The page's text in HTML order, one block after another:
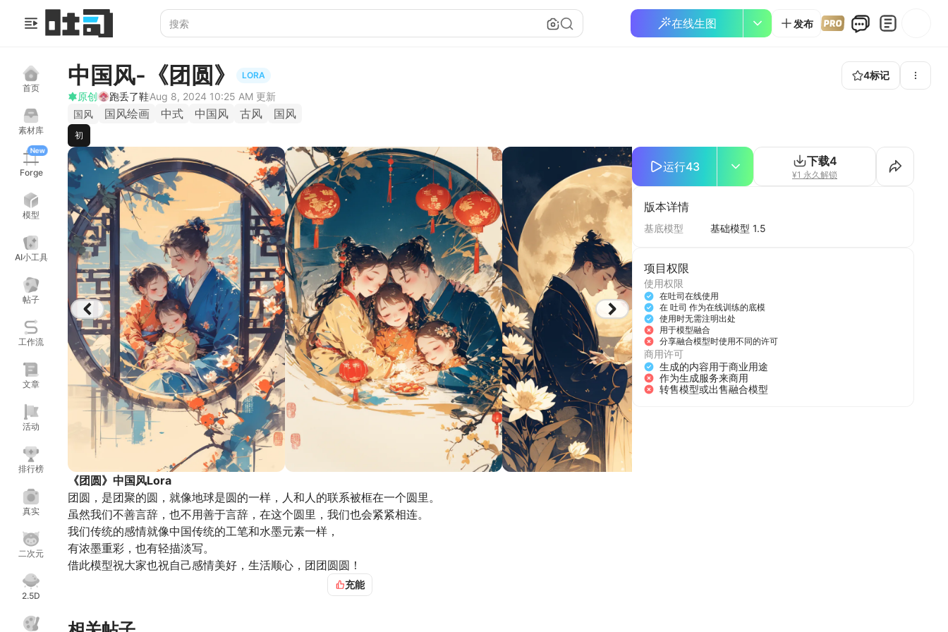
在线生图 发布
首页
素材库
New
Forge
模型
AI小工具
帖子
工作流
文章
活动
排行榜
真实
二次元
2.5D
中国风-《团圆》 LORA 4标记
原创
跑丢了鞋Aug 8, 2024 10:25 AM 更新
国风
国风绘画 中式 中国风 古风 国风
初
《团圆》中国风Lora
团圆，是团聚的圆，就像地球是圆的一样，人和人的联系被框在一个圆里。
虽然我们不善言辞，也不用善于言辞，在这个圆里，我们也会紧紧相连。
我们传统的感情就像中国传统的工笔和水墨元素一样，
有浓墨重彩，也有轻描淡写。
借此模型祝大家也祝自己感情美好，生活顺心，团团圆圆！
采样方法：DPM++ SDE Karras、Eulera
充能
运行43 下载4
¥1 永久解锁
版本详情
基底模型 基础模型 1.5
项目权限
使用权限
在吐司在线使用
在 吐司 作为在线训练的底模
使用时无需注明出处
用于模型融合
分享融合模型时使用不同的许可
商用许可
生成的内容用于商业用途
作为生成服务来商用
转售模型或出售融合模型